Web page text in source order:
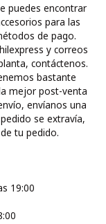
puedes encontrar
para las
de pago.
y correos
contáctenos.
bastante
mejor post-venta
envíanos una
se extravía,
tu pedido.
19:00